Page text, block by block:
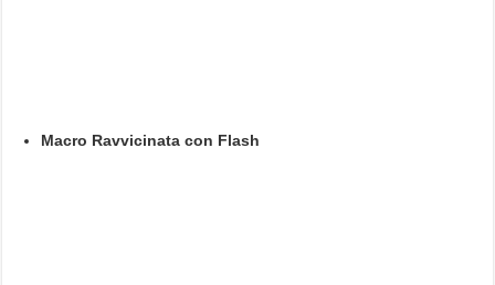
Macro Ravvicinata con Flash